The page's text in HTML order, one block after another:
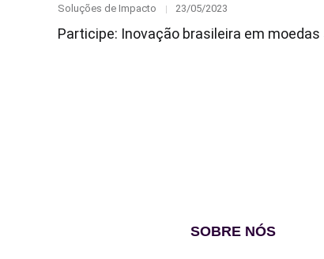
Category
Soluções de Impacto
Posted
23/05/2023
Participe: Inovação brasileira em
SOBRE NÓS